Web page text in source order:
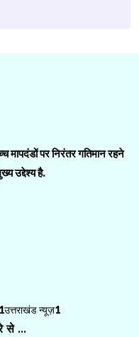
मापदंडों पर निरंतर गतिमान रहने
उद्देश्य है.
1उत्तराखंड न्यूज़1
से ...